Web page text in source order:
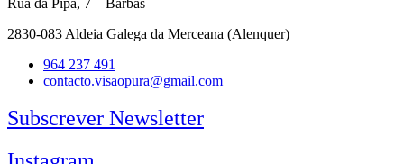
2830-083 Aldeia Galega da Merceana (Alenquer)
964 237 491
contacto.visaopura@gmail.com
Subscrever Newsletter